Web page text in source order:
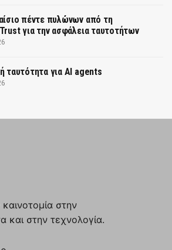
πέντε πυλώνων από τη
για την ασφάλεια ταυτοτήτων
ταυτότητα για AI agents
στην
και στην τεχνολογία.